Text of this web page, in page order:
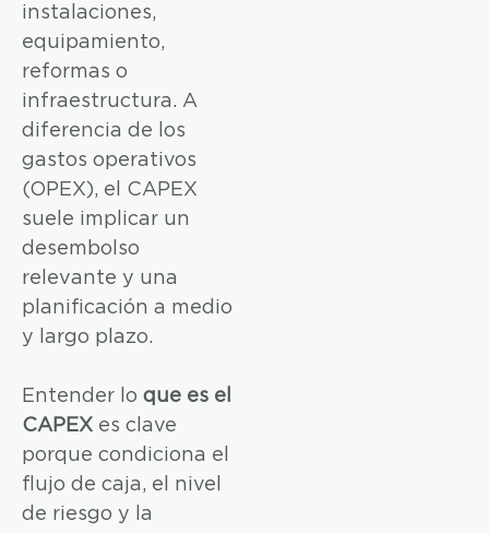
instalaciones,
equipamiento,
reformas o
infraestructura. A
diferencia de los
gastos operativos
(OPEX), el CAPEX
suele implicar un
desembolso
relevante y una
planificación a medio
y largo plazo.
Entender lo que es el
CAPEX es clave
porque condiciona el
flujo de caja, el nivel
de riesgo y la